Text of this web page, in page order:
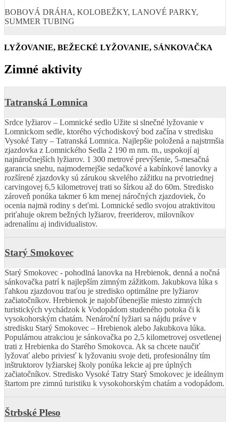
BOBOVÁ DRÁHA, KOLOBEŽKY, LANOVÉ PARKY,
SUMMER TUBING
LYŽOVANIE, BEŽECKÉ LYŽOVANIE, SÁNKOVAČKA
Zimné aktivity
Tatranská Lomnica
Srdce lyžiarov – Lomnické sedlo Užite si slnečné lyžovanie v
Lomnickom sedle, ktorého východiskový bod začína v stredisku
Vysoké Tatry – Tatranská Lomnica. Najlepšie položená a najstrmšia
zjazdovka z Lomnického Sedla 2 190 m nm. m., uspokojí aj
najnáročnejších lyžiarov. 1 300 metrové prevýšenie, 5-mesačná
garancia snehu, najmodernejšie sedačkové a kabínkové lanovky a
rozšírené zjazdovky sú zárukou skvelého zážitku na prvotriednej
carvingovej 6,5 kilometrovej trati so šírkou až do 60m. Stredisko
zároveň ponúka takmer 6 km menej náročných zjazdoviek, čo
ocenia najmä rodiny s deťmi. Lomnické sedlo svojou atraktivitou
priťahuje okrem bežných lyžiarov, freeriderov, milovníkov
adrenalínu aj individualistov.
Starý Smokovec
Starý Smokovec - pohodlná lanovka na Hrebienok, denná a nočná
sánkovačka patrí k najlepším zimným zážitkom. Jakubkova lúka s
ľahkou zjazdovou traťou je stredisko optimálne pre lyžiarov
začiatočníkov. Hrebienok je najobľúbenejšie miesto zimných
turistických vychádzok k Vodopádom studeného potoka či k
vysokohorským chatám. Nenároční lyžiari sa nájdu práve v
stredisku Starý Smokovec – Hrebienok alebo Jakubkova lúka.
Populárnou atrakciou je sánkovačka po 2,5 kilometrovej osvetlenej
trati z Hrebienka do Starého Smokovca. Ak sa chcete naučiť
lyžovať alebo priviesť k lyžovaniu svoje deti, profesionálny tím
inštruktorov lyžiarskej školy ponúka lekcie aj pre úplných
začiatočníkov. Stredisko Vysoké Tatry Starý Smokovec je ideálnym
štartom pre zimnú turistiku k vysokohorským chatám a vodopádom.
Štrbské Pleso